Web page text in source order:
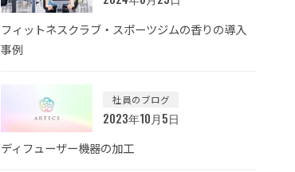
フィットネスクラブ・スポーツジムの香りの導入
事例
社員のブログ
2023年10月5日
ディフューザー機器の加工